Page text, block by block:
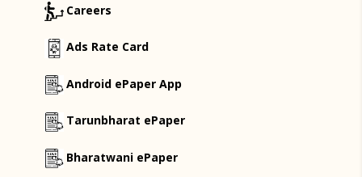
Careers
Ads Rate Card
Android ePaper App
Tarunbharat ePaper
Bharatwani ePaper